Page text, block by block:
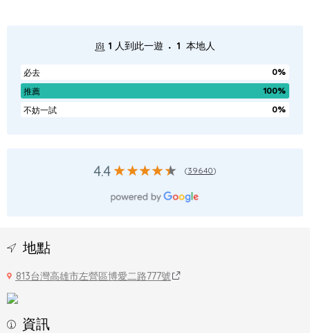
1 人到此一遊 . 1 本地人
必去
0%
推薦
100%
不妨一試
0%
4.4 (39640)
地點
813台灣高雄市左營區博愛二路777號
資訊